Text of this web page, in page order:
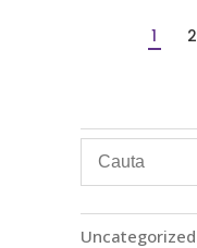
1 2
Uncategorized